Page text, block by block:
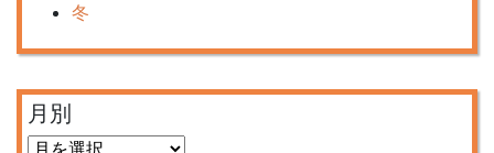
冬
月別
月